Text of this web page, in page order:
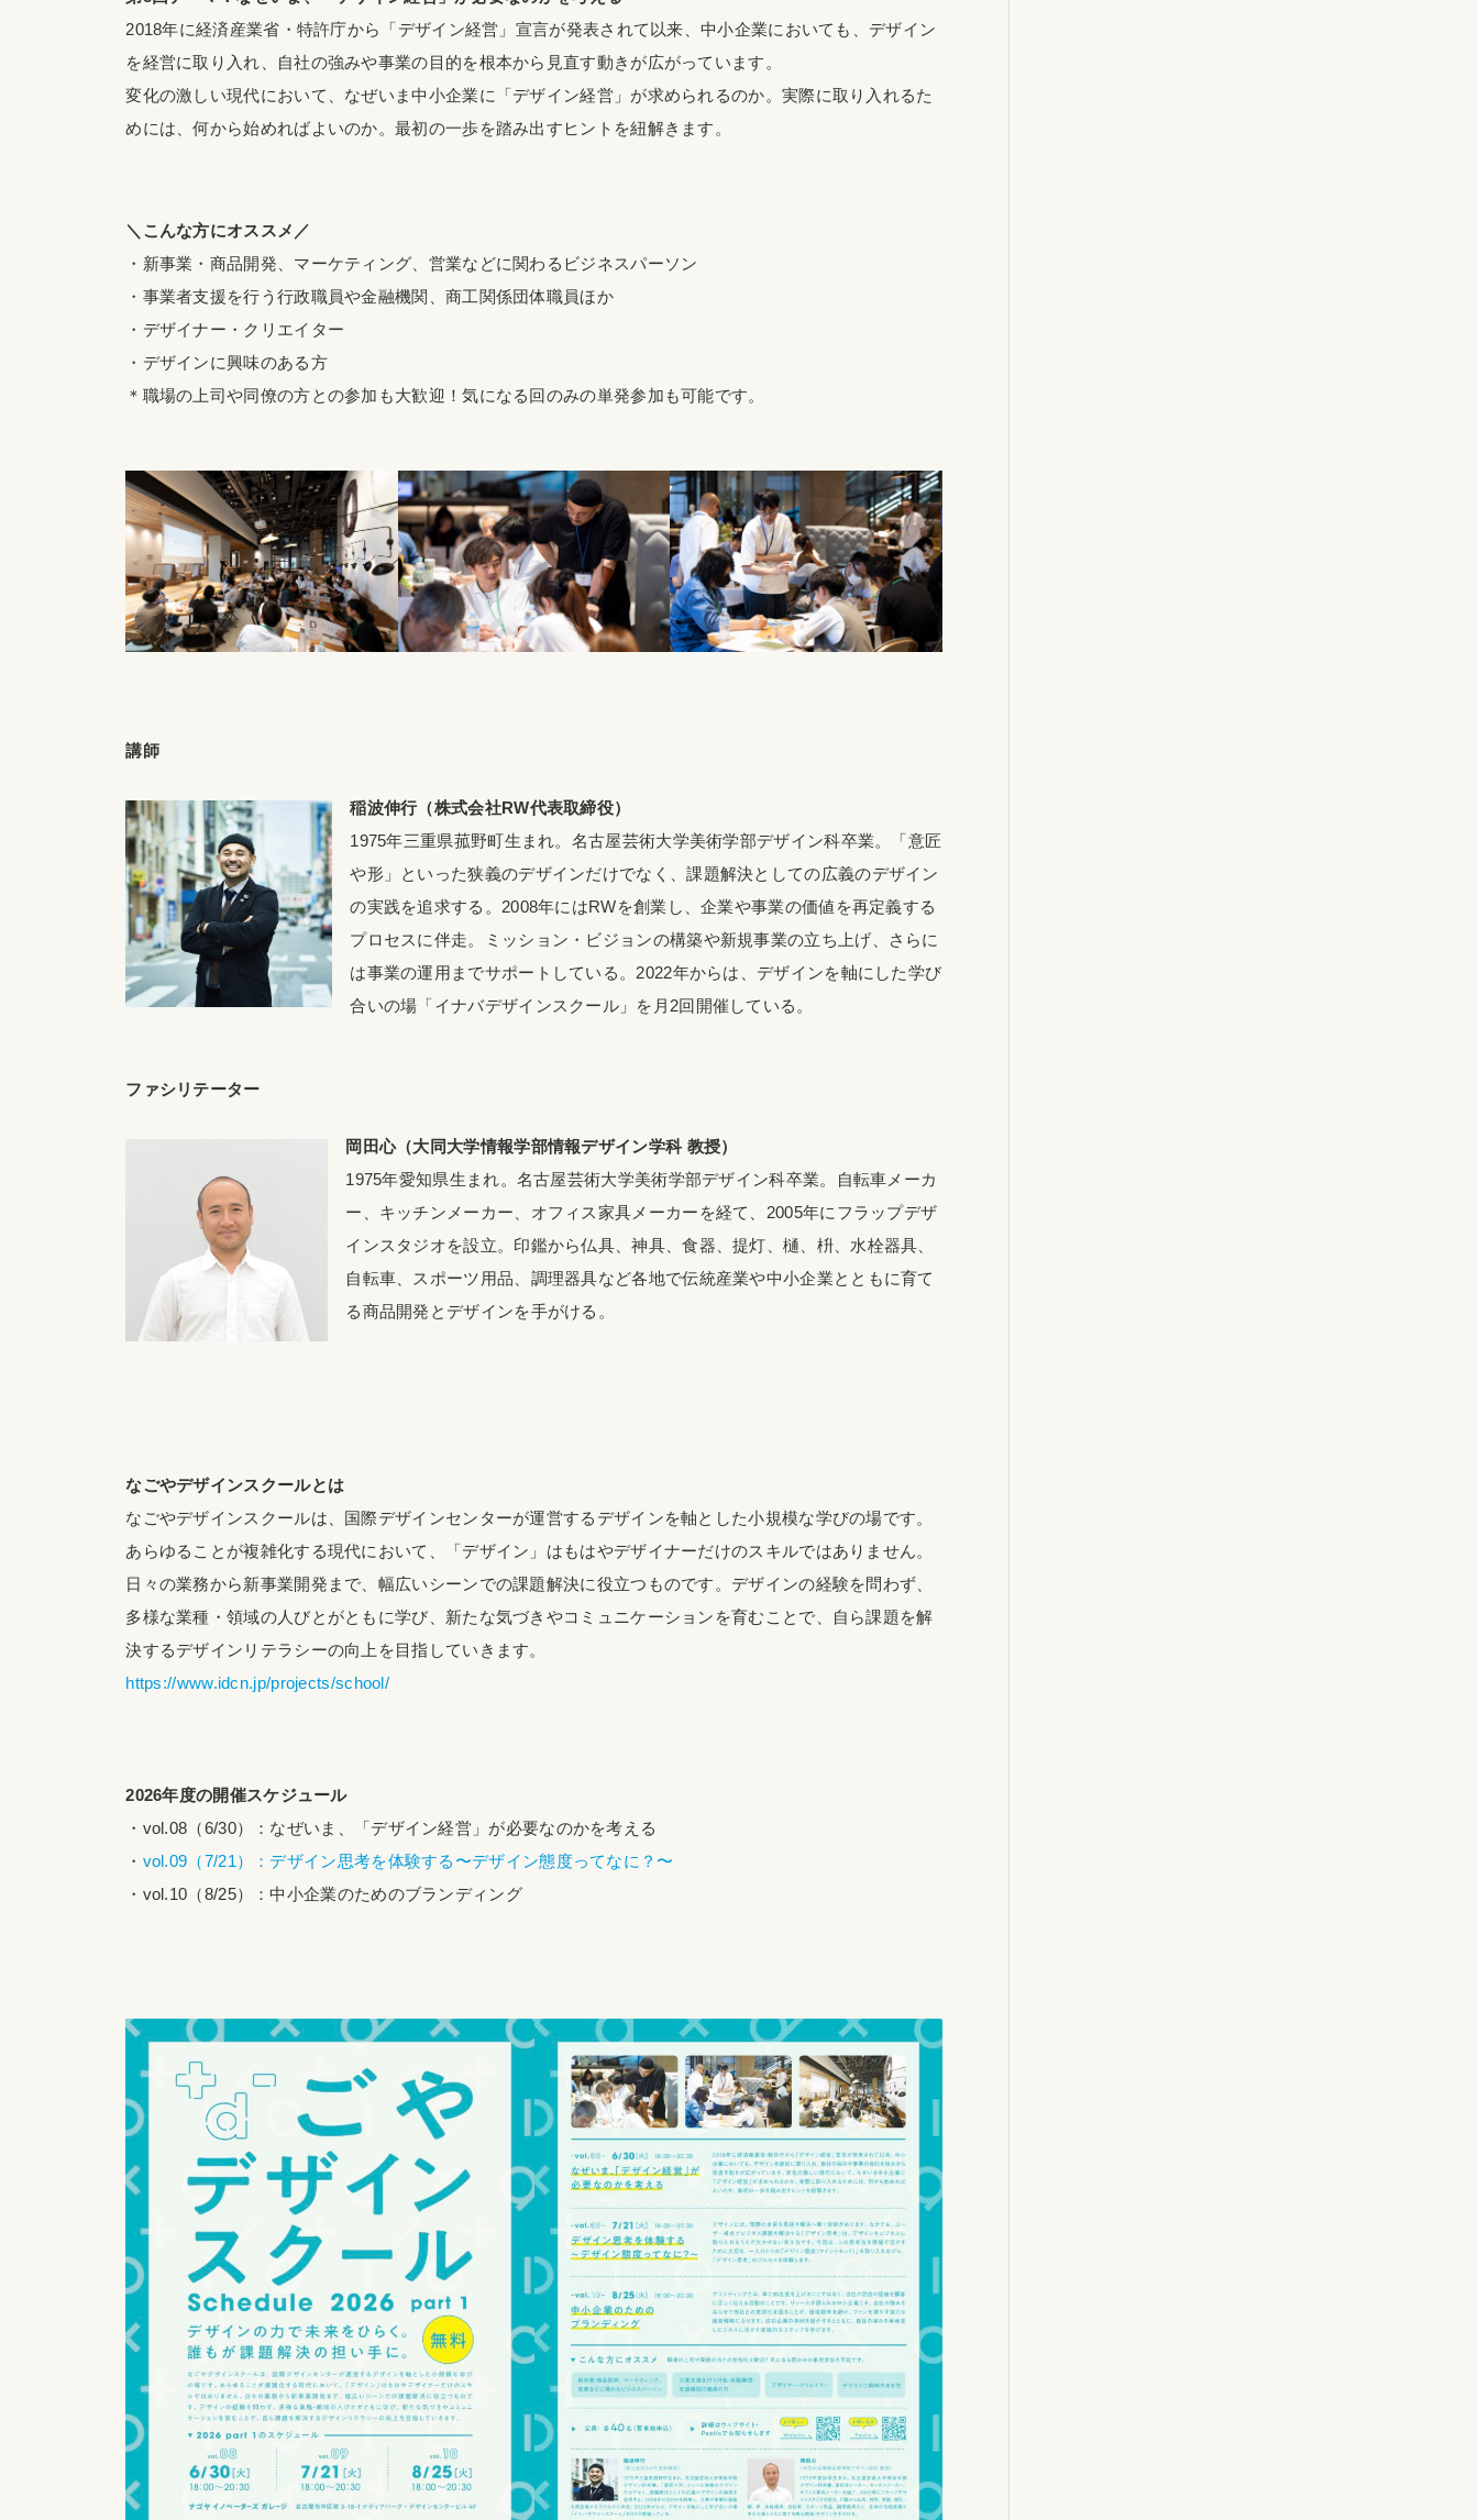
2018年に経済産業省・特許庁から「デザイン経営」宣言が発表されて以来、中小企業においても、デザイン
を経営に取り入れ、自社の強みや事業の目的を根本から見直す動きが広がっています。
変化の激しい現代において、なぜいま中小企業に「デザイン経営」が求められるのか。実際に取り入れるた
めには、何から始めればよいのか。最初の一歩を踏み出すヒントを紐解きます。
＼こんな方にオススメ／
・新事業・商品開発、マーケティング、営業などに関わるビジネスパーソン
・事業者支援を行う行政職員や金融機関、商工関係団体職員ほか
・デザイナー・クリエイター
・デザインに興味のある方
＊職場の上司や同僚の方との参加も大歓迎！気になる回のみの単発参加も可能です。
講師
稲波伸行（株式会社RW代表取締役）
1975年三重県菰野町生まれ。名古屋芸術大学美術学部デザイン科卒業。「意匠
や形」といった狭義のデザインだけでなく、課題解決としての広義のデザイン
の実践を追求する。2008年にはRWを創業し、企業や事業の価値を再定義する
プロセスに伴走。ミッション・ビジョンの構築や新規事業の立ち上げ、さらに
は事業の運用までサポートしている。2022年からは、デザインを軸にした学び
合いの場「イナバデザインスクール」を月2回開催している。
ファシリテーター
岡田心（大同大学情報学部情報デザイン学科 教授）
1975年愛知県生まれ。名古屋芸術大学美術学部デザイン科卒業。自転車メーカ
ー、キッチンメーカー、オフィス家具メーカーを経て、2005年にフラップデザ
インスタジオを設立。印鑑から仏具、神具、食器、提灯、樋、枡、水栓器具、
自転車、スポーツ用品、調理器具など各地で伝統産業や中小企業とともに育て
る商品開発とデザインを手がける。
なごやデザインスクールとは
なごやデザインスクールは、国際デザインセンターが運営するデザインを軸とした小規模な学びの場です。
あらゆることが複雑化する現代において、「デザイン」はもはやデザイナーだけのスキルではありません。
日々の業務から新事業開発まで、幅広いシーンでの課題解決に役立つものです。デザインの経験を問わず、
多様な業種・領域の人びとがともに学び、新たな気づきやコミュニケーションを育むことで、自ら課題を解
決するデザインリテラシーの向上を目指していきます。
https://www.idcn.jp/projects/school/
2026年度の開催スケジュール
・vol.08（6/30）：なぜいま、「デザイン経営」が必要なのかを考える
・ vol.09（7/21）：デザイン思考を体験する〜デザイン態度ってなに？〜
・vol.10（8/25）：中小企業のためのブランディング